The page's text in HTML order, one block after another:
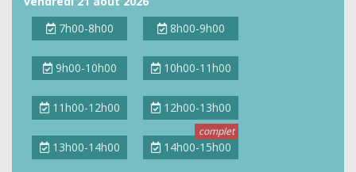
7h00-8h00
8h00-9h00
9h00-10h00 10h00-11h00
11h00-12h00 12h00-13h00
13h00-14h00 14h00-15h00